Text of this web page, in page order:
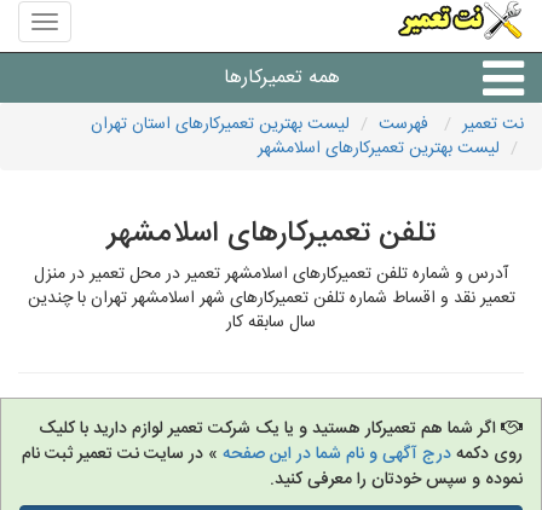
منوی
سایت
تعمیر
همه تعمیرکارها
شرکت های تعمیرات لوازم
نت تعمیر فهرست
لیست بهترین تعمیرکارهای استان تهران
لیست بهترین تعمیرکارهای اسلامشهر
تلفن تعمیرکارهای اسلامشهر
آدرس و شماره تلفن تعمیرکارهای اسلامشهر تعمیر در محل تعمیر در منزل
تعمیر نقد و اقساط شماره تلفن تعمیرکارهای شهر اسلامشهر تهران با چندین
سال سابقه کار
اگر شما هم تعمیرکار هستید و یا یک شرکت تعمیر لوازم دارید با کلیک
روی دکمهدرج آگهی و نام شما در این صفحه » در سایت نت تعمیر ثبت نام
نموده و سپس خودتان را معرفی کنید.